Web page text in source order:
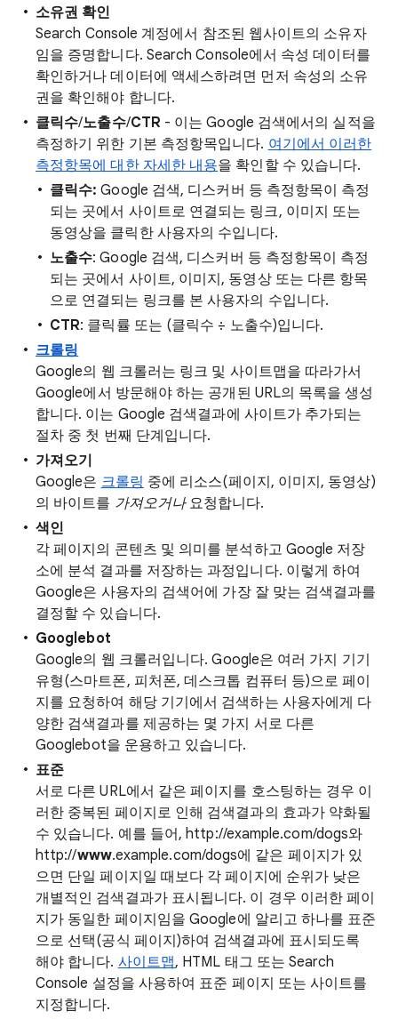
소유권 확인
Search Console 계정에서 참조된 웹사이트의 소유자
임을 증명합니다. Search Console에서 속성 데이터를
확인하거나 데이터에 액세스하려면 먼저 속성의 소유
권을 확인해야 합니다.
클릭수/노출수/CTR - 이는 Google 검색에서의 실적을
측정하기 위한 기본 측정항목입니다. 여기에서 이러한
측정항목에 대한 자세한 내용을 확인할 수 있습니다.
클릭수: Google 검색, 디스커버 등 측정항목이 측정
되는 곳에서 사이트로 연결되는 링크, 이미지 또는
동영상을 클릭한 사용자의 수입니다.
노출수: Google 검색, 디스커버 등 측정항목이 측정
되는 곳에서 사이트, 이미지, 동영상 또는 다른 항목
으로 연결되는 링크를 본 사용자의 수입니다.
CTR: 클릭률 또는 (클릭수 ÷ 노출수)입니다.
크롤링
Google의 웹 크롤러는 링크 및 사이트맵을 따라가서
Google에서 방문해야 하는 공개된 URL의 목록을 생성
합니다. 이는 Google 검색결과에 사이트가 추가되는
절차 중 첫 번째 단계입니다.
가져오기
Google은 크롤링 중에 리소스(페이지, 이미지, 동영상)
의 바이트를 가져오거나요청합니다.
색인
각 페이지의 콘텐츠 및 의미를 분석하고 Google 저장
소에 분석 결과를 저장하는 과정입니다. 이렇게 하여
Google은 사용자의 검색어에 가장 잘 맞는 검색결과를
결정할 수 있습니다.
Googlebot
Google의 웹 크롤러입니다. Google은 여러 가지 기기
유형(스마트폰, 피처폰, 데스크톱 컴퓨터 등)으로 페이
지를 요청하여 해당 기기에서 검색하는 사용자에게 다
양한 검색결과를 제공하는 몇 가지 서로 다른
Googlebot을 운용하고 있습니다.
표준
서로 다른 URL에서 같은 페이지를 호스팅하는 경우 이
러한 중복된 페이지로 인해 검색결과의 효과가 약화될
수 있습니다. 예를 들어, http://example.com/dogs와
http://www.example.com/dogs에 같은 페이지가 있
으면 단일 페이지일 때보다 각 페이지에 순위가 낮은
개별적인 검색결과가 표시됩니다. 이 경우 이러한 페이
지가 동일한 페이지임을 Google에 알리고 하나를 표준
으로 선택(공식 페이지)하여 검색결과에 표시되도록
해야 합니다. 사이트맵, HTML 태그 또는 Search
Console 설정을 사용하여 표준 페이지 또는 사이트를
지정합니다.